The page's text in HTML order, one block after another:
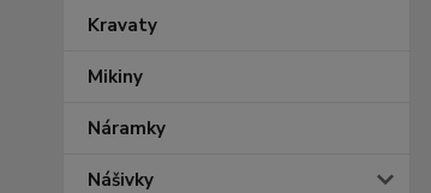
Kravaty
Mikiny
Náramky
Nášivky